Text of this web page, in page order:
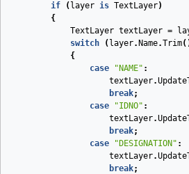
if
( layer is TextLayer)
{
TextLayer textLayer =
switch
( layer. Name.Trim
{
case
"NAME" :
textLayer.
break;
case
"IDNO" :
textLayer.
break;
case
"DESIGNATION" :
textLayer.
break;